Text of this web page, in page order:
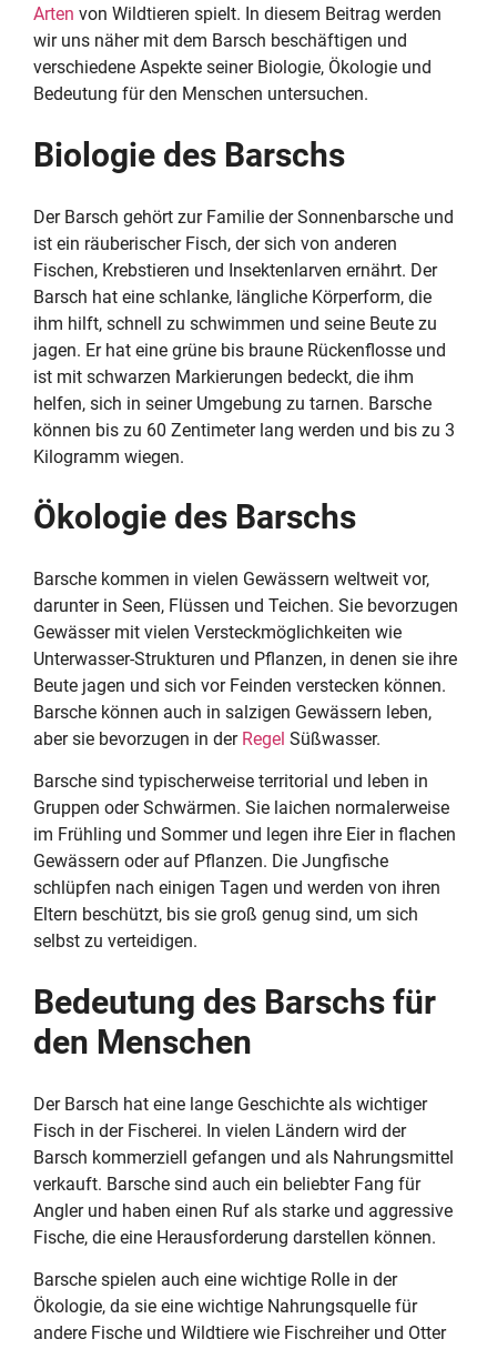
Arten von Wildtieren spielt. In diesem Beitrag werden
wir uns näher mit dem Barsch beschäftigen und
verschiedene Aspekte seiner Biologie, Ökologie und
Bedeutung für den Menschen untersuchen.
Biologie des Barschs
Der Barsch gehört zur Familie der Sonnenbarsche und
ist ein räuberischer Fisch, der sich von anderen
Fischen, Krebstieren und Insektenlarven ernährt. Der
Barsch hat eine schlanke, längliche Körperform, die
ihm hilft, schnell zu schwimmen und seine Beute zu
jagen. Er hat eine grüne bis braune Rückenflosse und
ist mit schwarzen Markierungen bedeckt, die ihm
helfen, sich in seiner Umgebung zu tarnen. Barsche
können bis zu 60 Zentimeter lang werden und bis zu 3
Kilogramm wiegen.
Ökologie des Barschs
Barsche kommen in vielen Gewässern weltweit vor,
darunter in Seen, Flüssen und Teichen. Sie bevorzugen
Gewässer mit vielen Versteckmöglichkeiten wie
Unterwasser-Strukturen und Pflanzen, in denen sie ihre
Beute jagen und sich vor Feinden verstecken können.
Barsche können auch in salzigen Gewässern leben,
aber sie bevorzugen in der Regel Süßwasser.
Barsche sind typischerweise territorial und leben in
Gruppen oder Schwärmen. Sie laichen normalerweise
im Frühling und Sommer und legen ihre Eier in flachen
Gewässern oder auf Pflanzen. Die Jungfische
schlüpfen nach einigen Tagen und werden von ihren
Eltern beschützt, bis sie groß genug sind, um sich
selbst zu verteidigen.
Bedeutung des Barschs für
den Menschen
Der Barsch hat eine lange Geschichte als wichtiger
Fisch in der Fischerei. In vielen Ländern wird der
Barsch kommerziell gefangen und als Nahrungsmittel
verkauft. Barsche sind auch ein beliebter Fang für
Angler und haben einen Ruf als starke und aggressive
Fische, die eine Herausforderung darstellen können.
Barsche spielen auch eine wichtige Rolle in der
Ökologie, da sie eine wichtige Nahrungsquelle für
andere Fische und Wildtiere wie Fischreiher und Otter